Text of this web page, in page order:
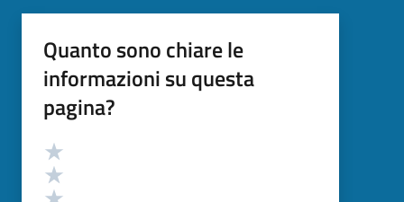
Quanto sono chiare le
informazioni su questa
pagina?
Valutazione